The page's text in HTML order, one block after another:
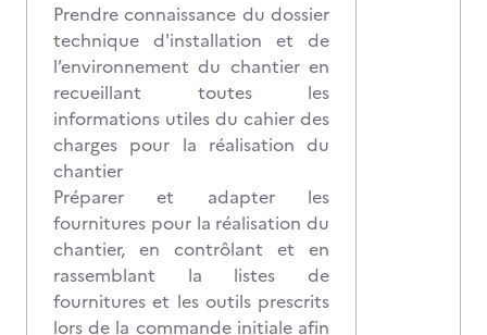
Prendre connaissance du dossier
technique d'installation et de
l’environnement du chantier en
recueillant toutes les
informations utiles du cahier des
charges pour la réalisation du
chantier
Préparer et adapter les
fournitures pour la réalisation du
chantier, en contrôlant et en
rassemblant la listes de
fournitures et les outils prescrits
lors de la commande initiale afin